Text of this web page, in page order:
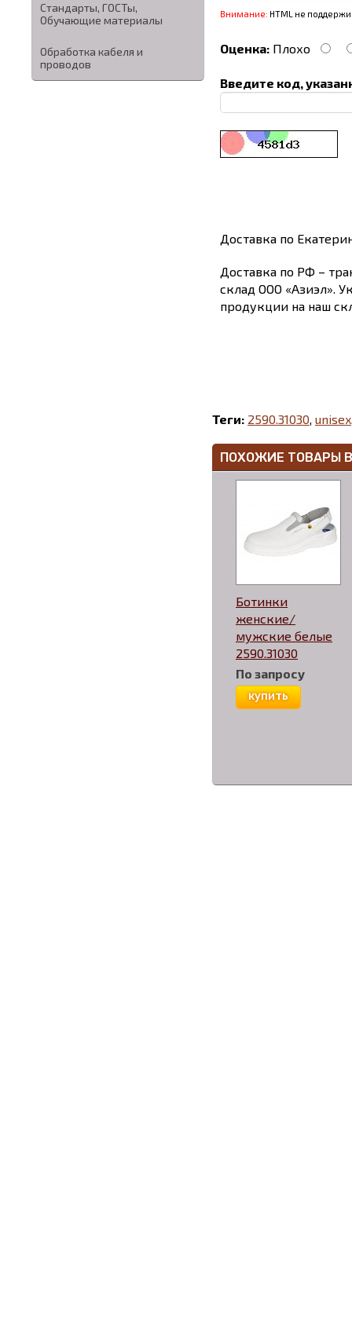
Стандарты, ГОСТы,
Обучающие материалы
Обработка кабеля и
проводов
Внимание: HTML не
Оценка: Плохо
Введите код,
Доставка по
Доставка по РФ –
склад ООО «Азиэл».
продукции на наш
Теги: 2590.31030 unisex
ПОХОЖИЕ ТОВАРЫ
Ботинки
женские/
мужские белые
2590.31030
По запросу
купить